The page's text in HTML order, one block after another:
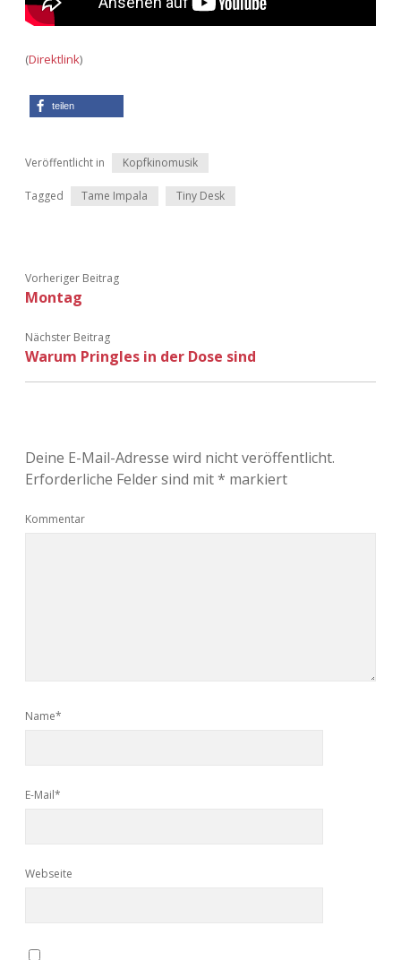
Adventskalender 2023
(Direktlink)
teilen
Veröffentlicht in Kopfkinomusik
Tagged Tame Impala Tiny Desk
Vorheriger Beitrag
Montag
Nächster Beitrag
Warum Pringles in der Dose sind
Deine E-Mail-Adresse wird nicht veröffentlicht.
Erforderliche Felder sind mit* markiert
Kommentar
Name*
E-Mail*
Webseite